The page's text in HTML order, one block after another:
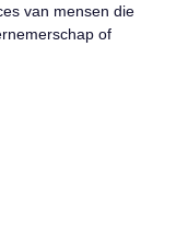
van mensen die
of